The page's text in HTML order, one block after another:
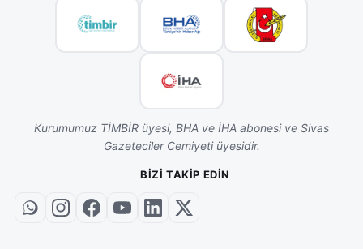
Kurumumuz TİMBİR üyesi, BHA ve İHA abonesi ve Sivas
Gazeteciler Cemiyeti üyesidir.
BIZI TAKIP EDIN